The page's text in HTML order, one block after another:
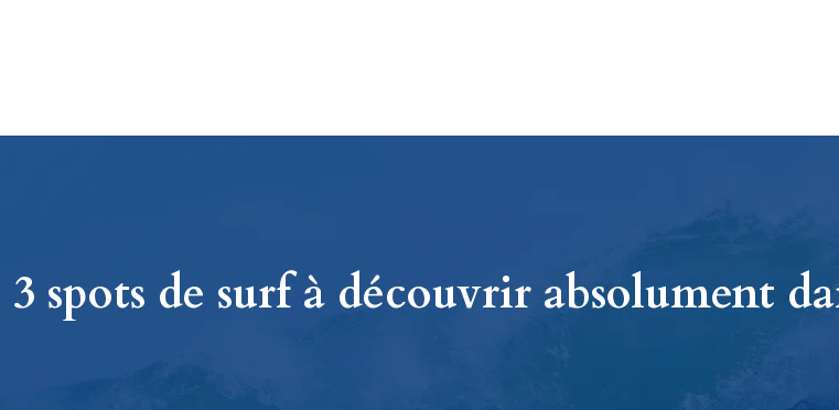
3 spots de surf à découvrir absolument